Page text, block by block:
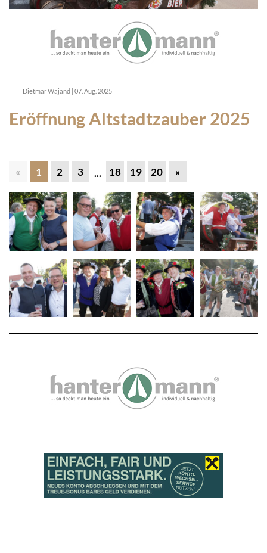
Dietmar Wajand | 07. Aug. 2025
Eröffnung Altstadtzauber 2025
« 1 2 3 ... 18 19 20 »